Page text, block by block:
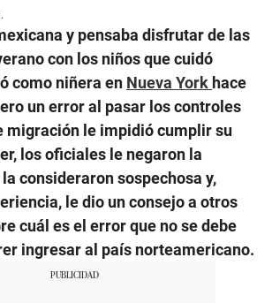
y pensaba disfrutar de las
con los niños que cuidó
como niñera en Nueva York hace
un error al pasar los controles
migración le impidió cumplir su
los oficiales le negaron la
consideraron sospechosa y,
le dio un consejo a otros
cuál es el error que no se debe
ingresar al país norteamericano.